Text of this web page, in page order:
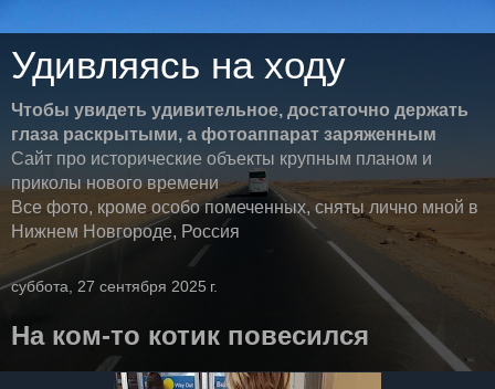
Удивляясь на ходу
Чтобы увидеть удивительное, достаточно держать
глаза раскрытыми, а фотоаппарат заряженным
Сайт про исторические объекты крупным планом и
приколы нового времени
Все фото, кроме особо помеченных, сняты лично мной в
Нижнем Новгороде, Россия
суббота, 27 сентября 2025 г.
На ком-то котик повесился